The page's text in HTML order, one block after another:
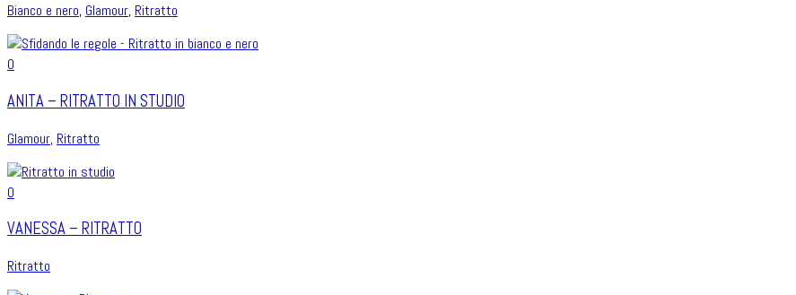
Bianco e nero, Glamour, Ritratto
0
ANITA – RITRATTO IN STUDIO
Glamour, Ritratto
0
VANESSA – RITRATTO
Ritratto